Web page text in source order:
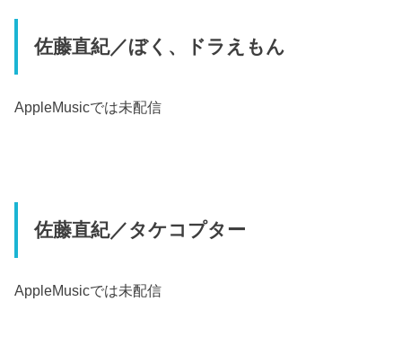
佐藤直紀／ぼく、ドラえもん
AppleMusicでは未配信
佐藤直紀／タケコプター
AppleMusicでは未配信